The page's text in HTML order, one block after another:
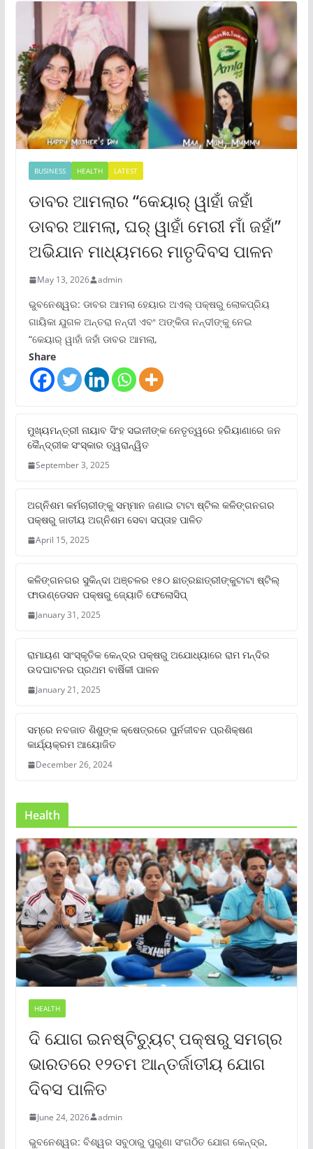
BUSINESS HEALTH LATEST
ଡାବର ଆମଲାର “କେୟାର୍ ୱାହାଁ ଜହାଁ
ଡାବର ଆମଲା, ଘର୍ ୱାହାଁ ମେରୀ ମାଁ ଜହାଁ”
ଅଭିଯାନ ମାଧ୍ୟମରେ ମାତୃଦିବସ ପାଳନ
May 13, 2026 admin
ଭୁବନେଶ୍ୱର: ଡାବର ଆମଲା ହେୟାର ଅଏଲ୍ ପକ୍ଷରୁ ଲୋକପ୍ରିୟ
ଗାୟିକା ଯୁଗଳ ଅନ୍ତରା ନନ୍ଦୀ ଏବଂ ଅଙ୍କିତା ନନ୍ଦୀଙ୍କୁ ନେଇ
“କେୟାର୍ ୱାହାଁ ଜହାଁ ଡାବର ଆମଲା,
Share
ମୁଖ୍ୟମନ୍ତ୍ରୀ ନାୟାବ ସିଂହ ସଇନୀଙ୍କ ନେତୃତ୍ୱରେ ହରିୟାଣାରେ ଜନ
କୈନ୍ଦ୍ରୀକ ସଂସ୍କାର ତ୍ୱରାନ୍ୱିତ
September 3, 2025
ଅଗ୍ନିଶମ କର୍ମଚାରୀଙ୍କୁ ସମ୍ମାନ ଜଣାଇ ଟାଟା ଷ୍ଟିଲ କଳିଙ୍ଗନଗର
ପକ୍ଷରୁ ଜାତୀୟ ଅଗ୍ନିଶମ ସେବା ସପ୍ତାହ ପାଳିତ
April 15, 2025
କଳିଙ୍ଗନଗର ସୁକିନ୍ଦା ଅଞ୍ଚଳର ୧୫୦ ଛାତ୍ରଛାତ୍ରୀଙ୍କୁଟାଟା ଷ୍ଟିଲ୍
ଫାଉଣ୍ଡେସନ ପକ୍ଷରୁ ଜ୍ୟୋତି ଫେଲୋସିପ୍‌
January 31, 2025
ରାମାୟଣ ସାଂସ୍କୃତିକ କେନ୍ଦ୍ର ପକ୍ଷରୁ ଅଯୋଧ୍ୟାରେ ରାମ ମନ୍ଦିର
ଉଦଘାଟନର ପ୍ରଥମ ବାର୍ଷିକୀ ପାଳନ
January 21, 2025
ସମ୍‌ରେ ନବଜାତ ଶିଶୁଙ୍କ କ୍ଷେତ୍ରରେ ପୁର୍ନଜୀବନ ପ୍ରଶିକ୍ଷଣ
କାର୍ଯ୍ୟକ୍ରମ ଆୟୋଜିତ
December 26, 2024
Health
HEALTH
ଦି ଯୋଗ ଇନଷ୍ଟିଚ୍ୟୁଟ୍ ପକ୍ଷରୁ ସମଗ୍ର
ଭାରତରେ ୧୨ତମ ଆନ୍ତର୍ଜାତୀୟ ଯୋଗ
ଦିବସ ପାଳିତ
June 24, 2026 admin
ଭୁବନେଶ୍ୱର: ବିଶ୍ୱର ସବୁଠାରୁ ପୁରୁଣା ସଂଗଠିତ ଯୋଗ କେନ୍ଦ୍ର,